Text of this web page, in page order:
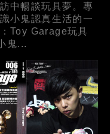
中暢談玩具夢。專
小鬼認真生活的一
Toy Garage玩具
鬼...